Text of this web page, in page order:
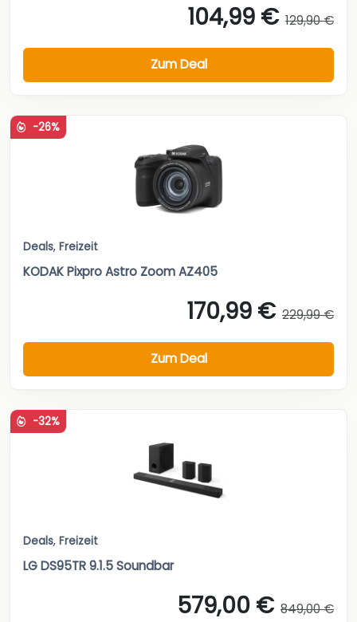
104,99 € 129,90 €
Zum Deal
-26%
Deals, Freizeit
KODAK Pixpro Astro Zoom AZ405
170,99 € 229,99 €
Zum Deal
-32%
Deals, Freizeit
LG DS95TR 9.1.5 Soundbar
579,00 € 849,00 €